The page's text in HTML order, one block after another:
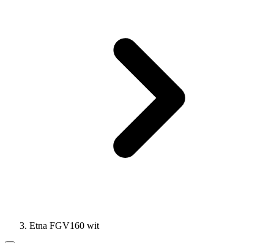
Etna FGV160 wit